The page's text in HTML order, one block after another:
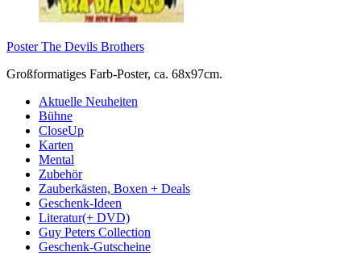
Poster The Devils Brothers
Großformatiges Farb-Poster, ca. 68x97cm.
Aktuelle Neuheiten
Bühne
CloseUp
Karten
Mental
Zubehör
Zauberkästen, Boxen + Deals
Geschenk-Ideen
Literatur(+ DVD)
Guy Peters Collection
Geschenk-Gutscheine